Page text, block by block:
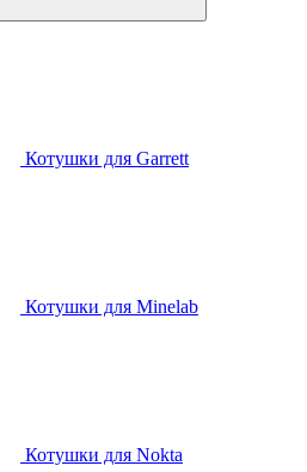
Котушки для Garrett
Котушки для Minelab
Котушки для Nokta